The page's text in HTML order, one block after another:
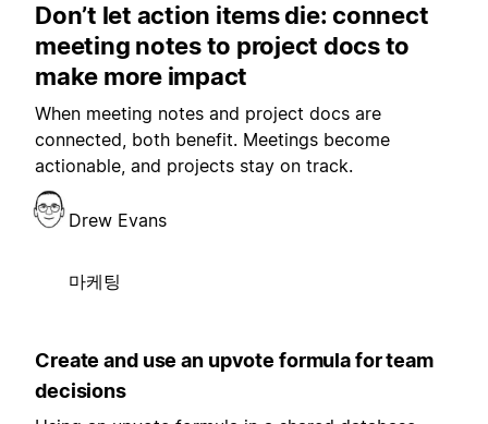
Don’t let action items die: connect
meeting notes to project docs to
make more impact
When meeting notes and project docs are
connected, both benefit. Meetings become
actionable, and projects stay on track.
Drew Evans
마케팅
Create and use an upvote formula for team
decisions